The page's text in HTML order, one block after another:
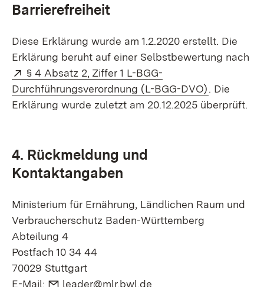
Barrierefreiheit
Diese Erklärung wurde am 1.2.2020 erstellt. Die
Erklärung beruht auf einer Selbstbewertung nach
Extern:
§ 4 Absatz 2, Ziffer 1 L-BGG-
Durchführungsverordnung (L-BGG-DVO) (Öffnet in
. Die
Erklärung wurde zuletzt am 20.12.2025 überprüft.
4. Rückmeldung und
Kontaktangaben
Ministerium für Ernährung, Ländlichen Raum und
Verbraucherschutz Baden-Württemberg
Abteilung 4
Postfach 10 34 44
70029 Stuttgart
E-Mail:
E-Mail:
leader@mlr.bwl.de